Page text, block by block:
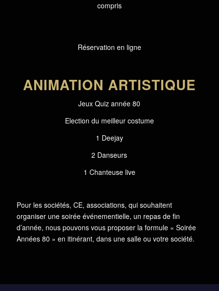
compris
Réservation en ligne
ANIMATION ARTISTIQUE
Jeux Quiz année 80
Election du meilleur costume
1 Deejay
2 Danseurs
1 Chanteuse live
Pour les sociétés, CE, associations, qui souhaitent
organiser une soirée événementielle, un repas de fin
d’année, nous pouvons vous proposer la formule « Soirée
Années 80 » en itinérant, dans une salle ou votre société.